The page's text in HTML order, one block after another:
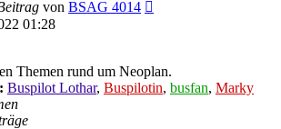
von BSAG 4014
01:28
Themen rund um Neoplan.
Buspilot Lothar, Buspilotin, busfan, Marky